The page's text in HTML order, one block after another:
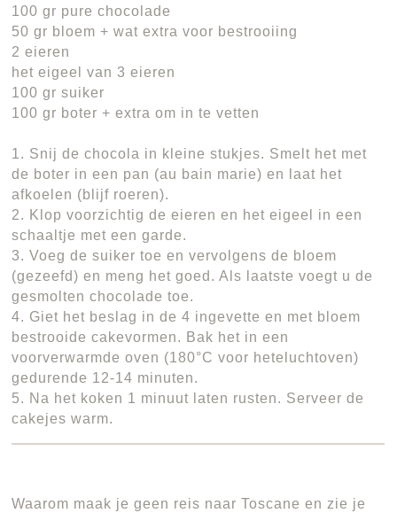
100 gr pure chocolade
50 gr bloem + wat extra voor bestrooiing
2 eieren
het eigeel van 3 eieren
100 gr suiker
100 gr boter + extra om in te vetten
1. Snij de chocola in kleine stukjes. Smelt het met
de boter in een pan (au bain marie) en laat het
afkoelen (blijf roeren).
2. Klop voorzichtig de eieren en het eigeel in een
schaaltje met een garde.
3. Voeg de suiker toe en vervolgens de bloem
(gezeefd) en meng het goed. Als laatste voegt u de
gesmolten chocolade toe.
4. Giet het beslag in de 4 ingevette en met bloem
bestrooide cakevormen. Bak het in een
voorverwarmde oven (180°C voor heteluchtoven)
gedurende 12-14 minuten.
5. Na het koken 1 minuut laten rusten. Serveer de
cakejes warm.
Waarom maak je geen reis naar Toscane en zie je